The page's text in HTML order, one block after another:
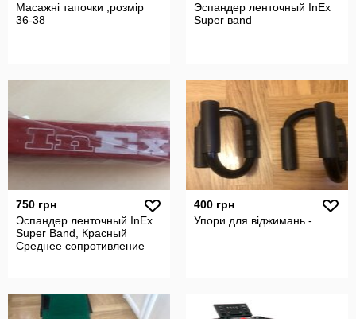
Масажні тапочки ,розмір
36-38
Эспандер ленточный InEx
Super вand
750 грн
Эспандер ленточный InEx
Super Band, Красный
Среднее сопротивление
400 грн
Упори для віджимань -